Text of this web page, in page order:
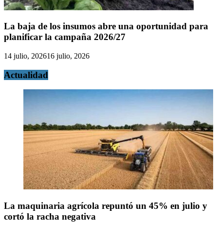
La baja de los insumos abre una oportunidad para
planificar la campaña 2026/27
14 julio, 202616 julio, 2026
Actualidad
La maquinaria agrícola repuntó un 45% en julio y
cortó la racha negativa